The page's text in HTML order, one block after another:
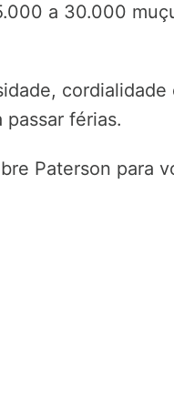
a 30.000
cordialidade
férias.
Paterson para